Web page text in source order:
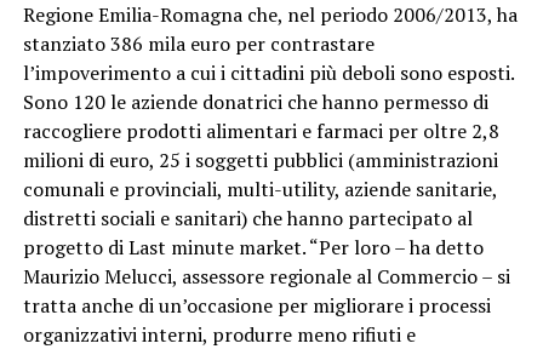
Regione Emilia-Romagna che, nel periodo 2006/2013, ha
stanziato 386 mila euro per contrastare
l’impoverimento a cui i cittadini più deboli sono esposti.
Sono 120 le aziende donatrici che hanno permesso di
raccogliere prodotti alimentari e farmaci per oltre 2,8
milioni di euro, 25 i soggetti pubblici (amministrazioni
comunali e provinciali, multi-utility, aziende sanitarie,
distretti sociali e sanitari) che hanno partecipato al
progetto di Last minute market. “Per loro – ha detto
Maurizio Melucci, assessore regionale al Commercio – si
tratta anche di un’occasione per migliorare i processi
organizzativi interni, produrre meno rifiuti e